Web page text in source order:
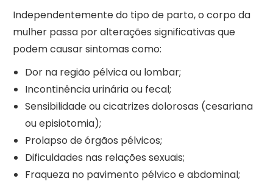
Independentemente do tipo de parto, o corpo da
mulher passa por alterações significativas que
podem causar sintomas como:
Dor na região pélvica ou lombar;
Incontinência urinária ou fecal;
Sensibilidade ou cicatrizes dolorosas (cesariana
ou episiotomia);
Prolapso de órgãos pélvicos;
Dificuldades nas relações sexuais;
Fraqueza no pavimento pélvico e abdominal;